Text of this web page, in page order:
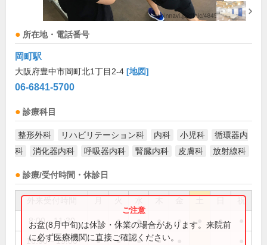
所在地・電話番号
岡町駅
大阪府豊中市岡町北1丁目2-4 [地図]
06-6841-5700
診療科目
整形外科 リハビリテーション科 内科 小児科
循環器内
科
消化器内科 呼吸器内科 腎臓内科 皮膚科 放射線科
診療/受付時間・休診日
祝
8:00～11:30 ● ● ● ● ● ●
16:00～19:00 ● ● ● ●
お盆(8月中旬)は休診・休業の場合があります。来院前
に必ず医療機関に直接ご確認ください。